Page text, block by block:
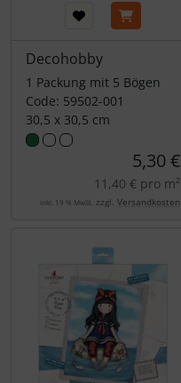
Decohobby
1 Packung mit 5 Bögen
Code: 59502-001
30,5 x 30,5 cm
5,30 €
11,40 € pro m²
inkl. 19 % MwSt. zzgl. Versandkosten